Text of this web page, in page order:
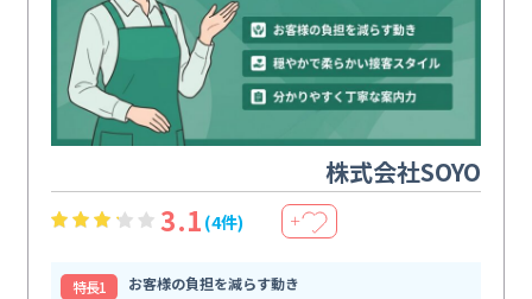
株式会社SOYO
3.1 (4件) ＋
特⻑1
お客様の負担を減らす動き